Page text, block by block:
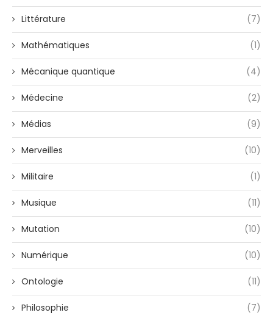
Littérature (7)
Mathématiques (1)
Mécanique quantique (4)
Médecine (2)
Médias (9)
Merveilles (10)
Militaire (1)
Musique (11)
Mutation (10)
Numérique (10)
Ontologie (11)
Philosophie (7)